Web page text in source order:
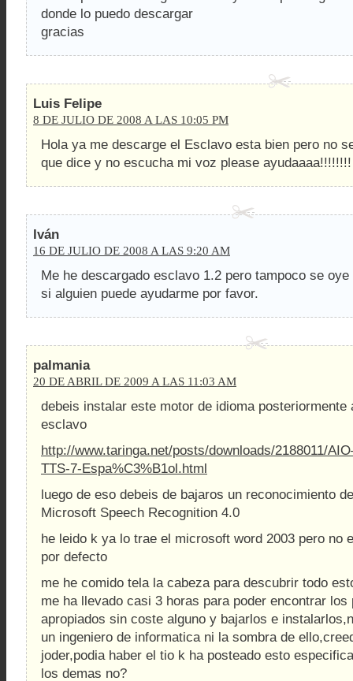
donde lo puedo descargar
gracias
Luis Felipe
8 DE JULIO DE 2008 A LAS 10:05 PM
Hola ya me descarge el Esclavo esta bien pero no
que dice y no escucha mi voz please ayudaaaa!!!!!!!!
Iván
16 DE JULIO DE 2008 A LAS 9:20 AM
Me he descargado esclavo 1.2 pero tampoco se
si alguien puede ayudarme por favor.
palmania
20 DE ABRIL DE 2009 A LAS 11:03 AM
debeis instalar este motor de idioma posteriormente
esclavo
http://www.taringa.net/posts/downloads/2188011/
TTS-7-Espa%C3%B1ol.html
luego de eso debeis de bajaros un reconocimiento
Microsoft Speech Recognition 4.0
he leido k ya lo trae el microsoft word 2003 pero no
por defecto
me he comido tela la cabeza para descubrir todo
me ha llevado casi 3 horas para poder encontrar los
apropiados sin coste alguno y bajarlos e
un ingeniero de informatica ni la sombra de
joder,podia haber el tio k ha posteado esto
los demas no?